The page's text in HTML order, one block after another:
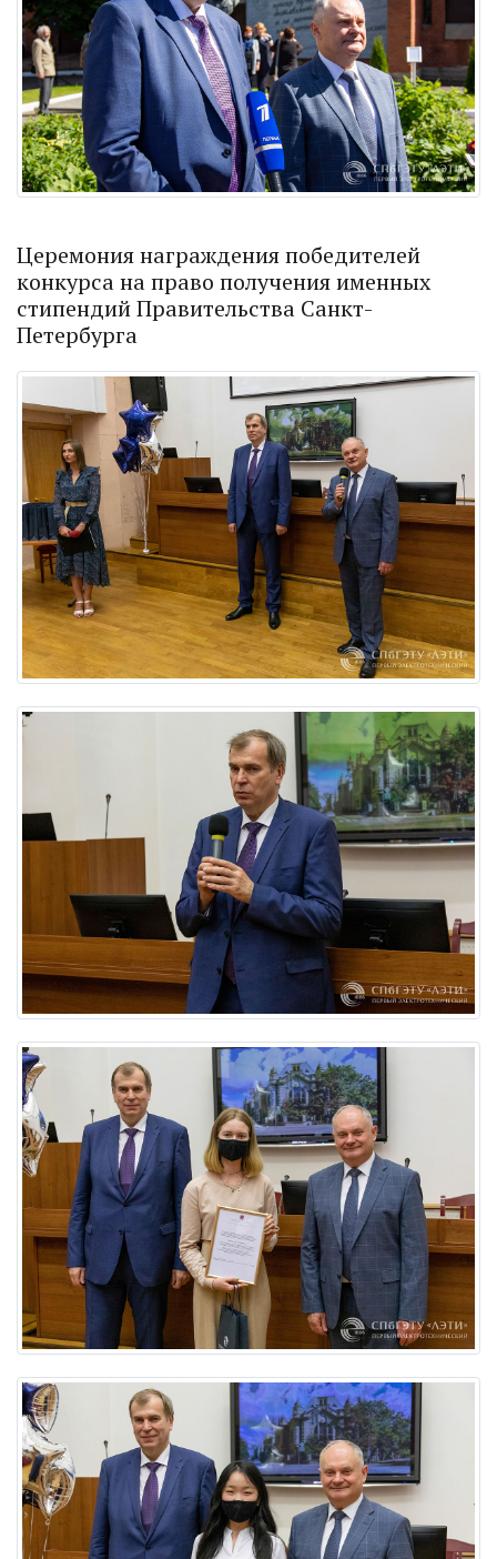
Церемония награждения победителей
конкурса на право получения именных
стипендий Правительства Санкт-
Петербурга